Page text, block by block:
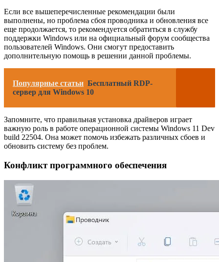
Если все вышеперечисленные рекомендации были
выполнены, но проблема сбоя проводника и обновления все
еще продолжается, то рекомендуется обратиться в службу
поддержки Windows или на официальный форум сообщества
пользователей Windows. Они смогут предоставить
дополнительную помощь в решении данной проблемы.
Популярные статьи Бесплатный RDP-
сервер для Windows 10
Запомните, что правильная установка драйверов играет
важную роль в работе операционной системы Windows 11 Dev
build 22504. Она может помочь избежать различных сбоев и
обновить систему без проблем.
Конфликт программного обеспечения